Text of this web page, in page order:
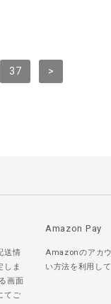
37 >
送情
しま
画面
てご
Amazon Pay
Amazonのアカ
い方法を利用し